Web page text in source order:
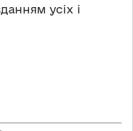
усіх і